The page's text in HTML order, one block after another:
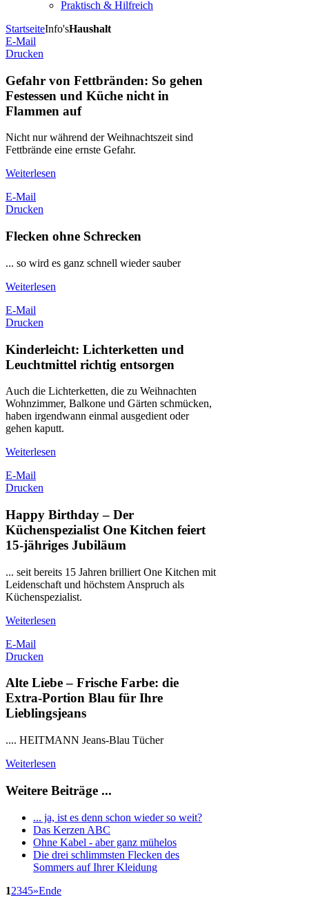
Praktisch & Hilfreich
StartseiteInfo'sHaushalt
E-Mail
Drucken
Gefahr von Fettbränden: So gehen
Festessen und Küche nicht in
Flammen auf
Nicht nur während der Weihnachtszeit sind
Fettbrände eine ernste Gefahr.
Weiterlesen
E-Mail
Drucken
Flecken ohne Schrecken
... so wird es ganz schnell wieder sauber
Weiterlesen
E-Mail
Drucken
Kinderleicht: Lichterketten und
Leuchtmittel richtig entsorgen
Auch die Lichterketten, die zu Weihnachten
Wohnzimmer, Balkone und Gärten schmücken,
haben irgendwann einmal ausgedient oder
gehen kaputt.
Weiterlesen
E-Mail
Drucken
Happy Birthday – Der
Küchenspezialist One Kitchen feiert
15-jähriges Jubiläum
... seit bereits 15 Jahren brilliert One Kitchen mit
Leidenschaft und höchstem Anspruch als
Küchenspezialist.
Weiterlesen
E-Mail
Drucken
Alte Liebe – Frische Farbe: die
Extra-Portion Blau für Ihre
Lieblingsjeans
.... HEITMANN Jeans-Blau Tücher
Weiterlesen
Weitere Beiträge ...
... ja, ist es denn schon wieder so weit?
Das Kerzen ABC
Ohne Kabel - aber ganz mühelos
Die drei schlimmsten Flecken des
Sommers auf Ihrer Kleidung
12345»Ende